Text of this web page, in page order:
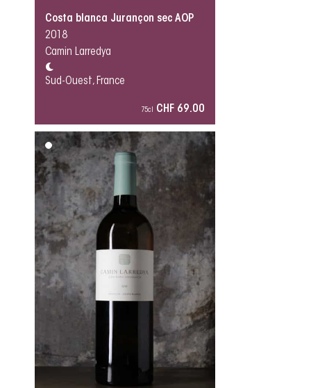
Costa blanca Jurançon sec AOP
2018
Camin Larredya
Sud-Ouest, France
75cl CHF 69.00